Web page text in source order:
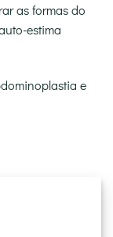
as formas do
estima
e